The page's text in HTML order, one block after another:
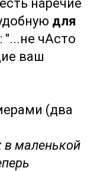
наречие
для
: "...не чАсто
ваш
(два
в маленькой